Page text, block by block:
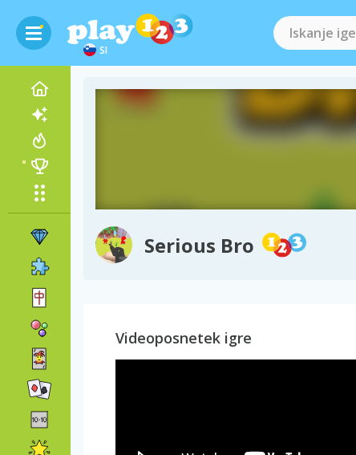
SI
Serious Bro
Videoposnetek igre